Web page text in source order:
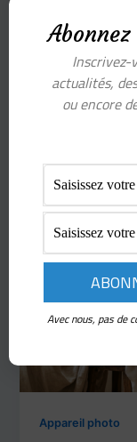
Photo Iris :
comment
Thomas/mai 18,
La photo
d’art en haute
Appareil photo
Inscrivez-
actualités,
ou encore
Avec nous, pas de